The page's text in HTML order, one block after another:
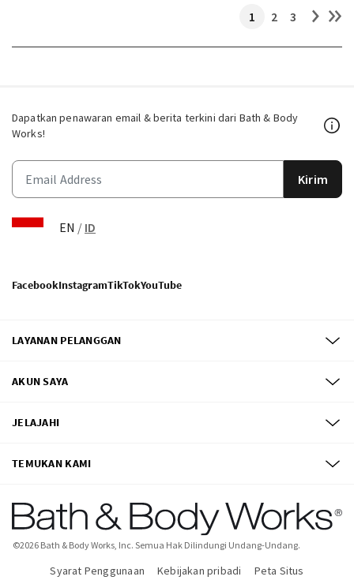
1 2 3
Dapatkan penawaran email & berita terkini dari Bath & Body
Works!
Kirim
EN / ID
FacebookInstagramTikTokYouTube
LAYANAN PELANGGAN
AKUN SAYA
JELAJAHI
TEMUKAN KAMI
©2026 Bath & Body Works, Inc. Semua Hak Dilindungi Undang-Undang.
Syarat Penggunaan Kebijakan pribadi Peta Situs